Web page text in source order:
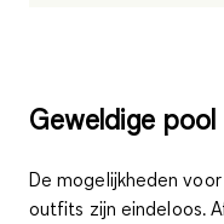
Geweldige
De mogelijkheden voor
outfits zijn eindeloos.